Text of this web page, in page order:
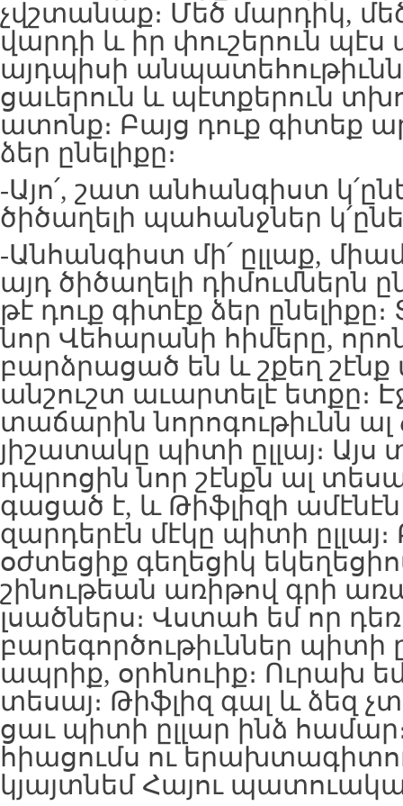
չվշտանաք։ Մեծ մարդիկ,
վարդի և իր փուշերուն
այդպիսի
ցաւերուն և պէտքերուն
ատոնք։ Բայց դուք գիտեք
ձեր ընելիքը։
-Այո՛, շատ անհանգիստ
ծիծաղելի պահանջներ
-Անհանգիստ մի՛ ըլլաք,
այդ ծիծաղելի դիմումներն
թէ դուք գիտէք ձեր
նոր Վեհարանի հիմերը,
բարձրացած են և շքեղ շէնք
անշուշտ աւարտելէ ետքը։
տաճարին նորոգութիւնն
յիշատակը պիտի ըլլայ։ Այս
դպրոցին նոր շէնքն ալ
գացած է, և Թիֆլիզի
զարդերէն մէկը պիտի
օժտեցիք գեղեցիկ
շինութեան առիթով գրի
լսածներս։ Վստահ եմ որ
բարեգործութիւններ պիտի
ապրիք, օրհնուիք։ Ուրախ
տեսայ։ Թիֆլիզ գալ և ձեզ
ցաւ պիտի ըլլար ինձ
հիացումս ու
կյայտնեմ Հայու